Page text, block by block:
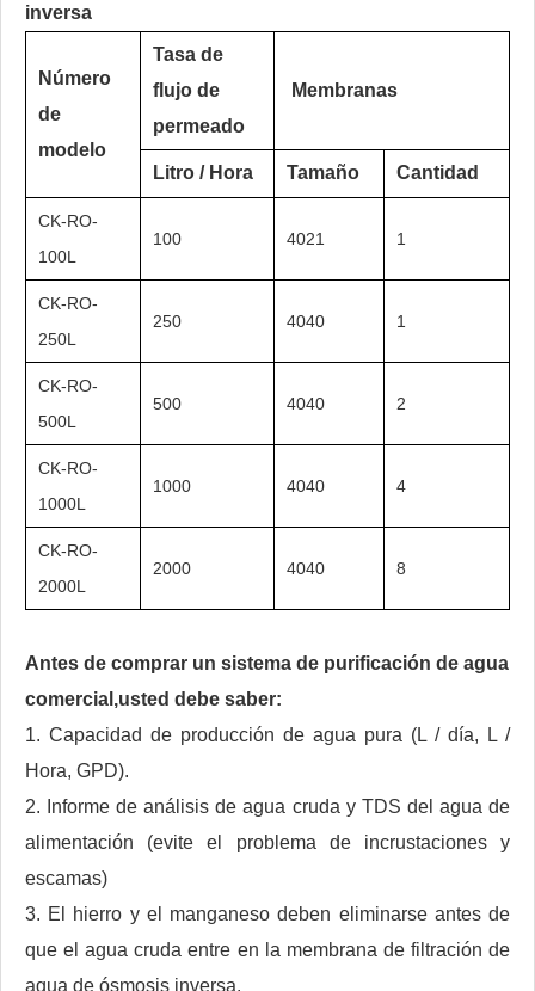
inversa
Número
de
modelo
Tasa de
flujo de
permeado
Membranas
Litro / Hora Tamaño Cantidad
CK-RO-
100L
100 4021 1
CK-RO-
250L
250 4040 1
CK-RO-
500L
500 4040 2
CK-RO-
1000L
1000 4040 4
CK-RO-
2000L
2000 4040 8
Antes de comprar un sistema de purificación de agua
comercial,usted debe saber:
1. Capacidad de producción de agua pura (L / día, L /
Hora, GPD).
2. Informe de análisis de agua cruda y TDS del agua de
alimentación (evite el problema de incrustaciones y
escamas)
3. El hierro y el manganeso deben eliminarse antes de
que el agua cruda entre en la membrana de filtración de
agua de ósmosis inversa.